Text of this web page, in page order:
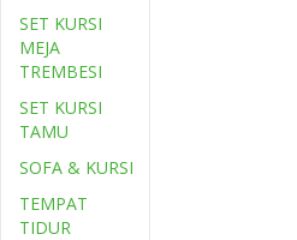
SET KURSI
MEJA
TREMBESI
SET KURSI
TAMU
SOFA & KURSI
TEMPAT
TIDUR